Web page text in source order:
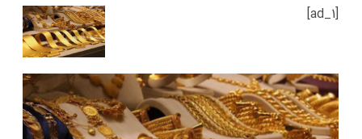
[ad_1]